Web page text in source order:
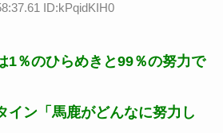
ID:kPqidKIH0
1％のひらめきと99％の努力で
イン「馬鹿がどんなに努力し